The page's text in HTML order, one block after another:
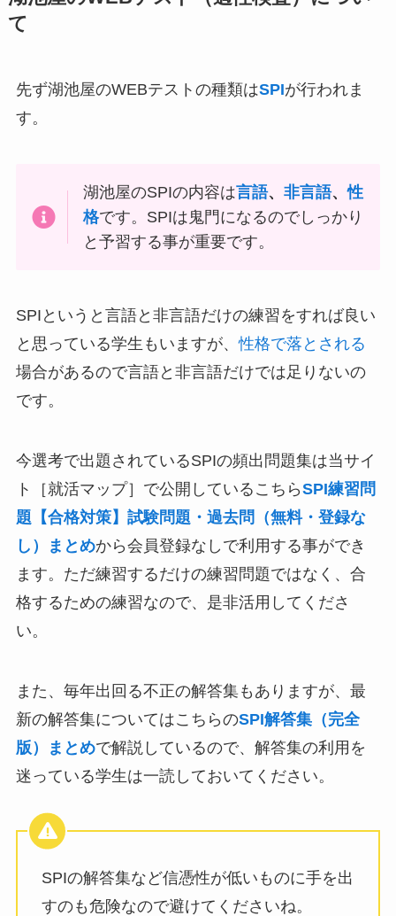
て
先ず湖池屋のWEBテストの種類はSPIが行われま
す。
湖池屋のSPIの内容は言語、非言語、性
格です。SPIは鬼門になるのでしっかり
と予習する事が重要です。
SPIというと言語と非言語だけの練習をすれば良い
と思っている学生もいますが、性格で落とされる
場合があるので言語と非言語だけでは足りないの
です。
今選考で出題されているSPIの頻出問題集は当サイ
ト［就活マップ］で公開しているこちらSPI練習問
題【合格対策】試験問題・過去問（無料・登録な
し）まとめから会員登録なしで利用する事ができ
ます。ただ練習するだけの練習問題ではなく、合
格するための練習なので、是非活用してくださ
い。
また、毎年出回る不正の解答集もありますが、最
新の解答集についてはこちらのSPI解答集（完全
版）まとめで解説しているので、解答集の利用を
迷っている学生は一読しておいてください。
SPIの解答集など信憑性が低いものに手を出
すのも危険なので避けてくださいね。